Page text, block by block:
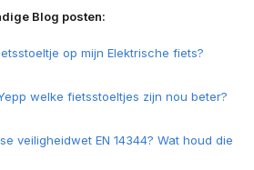
Blog posten:
op mijn Elektrische fiets?
welke fietsstoeltjes zijn nou beter?
veiligheidwet EN 14344? Wat houd die